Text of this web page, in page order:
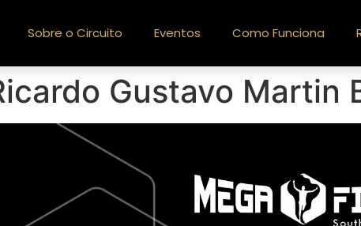
Sobre o Circuito Eventos Como Funciona
Gustavo Martin